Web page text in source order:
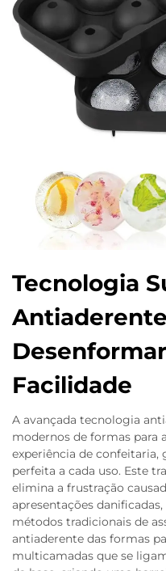
Tecnologia
Facilidade
A avançada tecnologia
modernos de formas para
experiência de
perfeita a cada uso. Este
elimina a frustração
apresentações
métodos tradicionais de
antiaderente das formas
multicamadas que se